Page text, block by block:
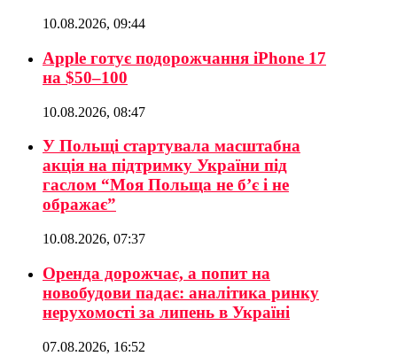
10.08.2026, 09:44
Apple готує подорожчання iPhone 17
на $50–100
10.08.2026, 08:47
У Польщі стартувала масштабна
акція на підтримку України під
гаслом “Моя Польща не б’є і не
ображає”
10.08.2026, 07:37
Оренда дорожчає, а попит на
новобудови падає: аналітика ринку
нерухомості за липень в Україні
07.08.2026, 16:52